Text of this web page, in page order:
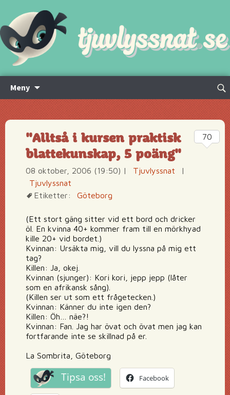
Meny
innehåll
Sök
"Alltså i kursen praktisk
blattekunskap, 5 poäng"
08 oktober, 2006 (19:50) | Tjuvlyssnat
|
Tjuvlyssnat
Etiketter:
Göteborg
(Ett stort gäng sitter vid ett bord och dricker
öl. En kvinna 40+ kommer fram till en mörkhyad
kille 20+ vid bordet.)
Kvinnan: Ursäkta mig, vill du lyssna på mig ett
tag?
Killen: Ja, okej.
Kvinnan (sjunger): Kori kori, jepp jepp (låter
som en afrikansk sång).
(Killen ser ut som ett frågetecken.)
Kvinnan: Känner du inte igen den?
Killen: Öh… näe?!
Kvinnan: Fan. Jag har övat och övat men jag kan
fortfarande inte se skillnad på er.
La Sombrita, Göteborg
Tipsa oss! Facebook
70